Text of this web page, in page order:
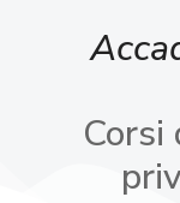
Corsi